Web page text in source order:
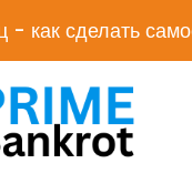
- как сделать